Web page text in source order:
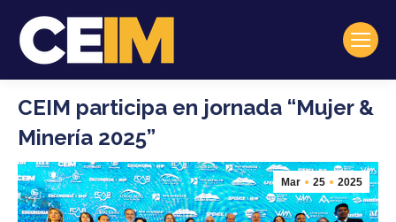
CEIM participa en jornada “Mujer &
Minería 2025”
Mar 25 2025